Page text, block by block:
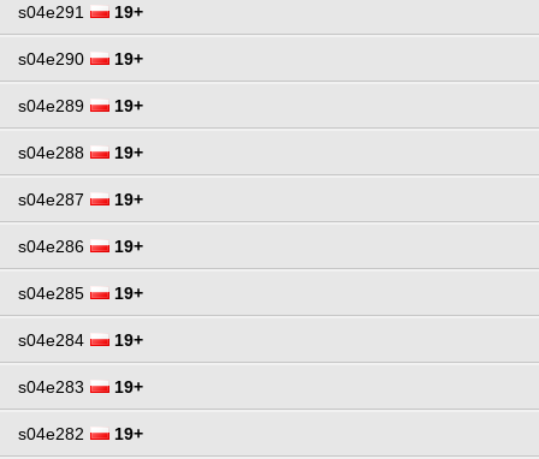
s04e291 19+
s04e290 19+
s04e289 19+
s04e288 19+
s04e287 19+
s04e286 19+
s04e285 19+
s04e284 19+
s04e283 19+
s04e282 19+